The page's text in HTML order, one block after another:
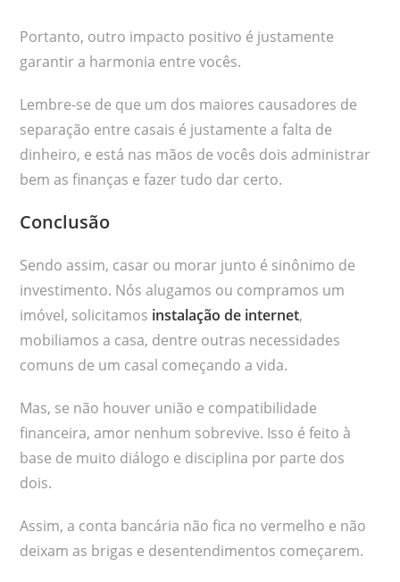
Portanto, outro impacto positivo é justamente
garantir a harmonia entre vocês.
Lembre-se de que um dos maiores causadores de
separação entre casais é justamente a falta de
dinheiro, e está nas mãos de vocês dois administrar
bem as finanças e fazer tudo dar certo.
Conclusão
Sendo assim, casar ou morar junto é sinônimo de
investimento. Nós alugamos ou compramos um
imóvel, solicitamos instalação de internet,
mobiliamos a casa, dentre outras necessidades
comuns de um casal começando a vida.
Mas, se não houver união e compatibilidade
financeira, amor nenhum sobrevive. Isso é feito à
base de muito diálogo e disciplina por parte dos
dois.
Assim, a conta bancária não fica no vermelho e não
deixam as brigas e desentendimentos começarem.